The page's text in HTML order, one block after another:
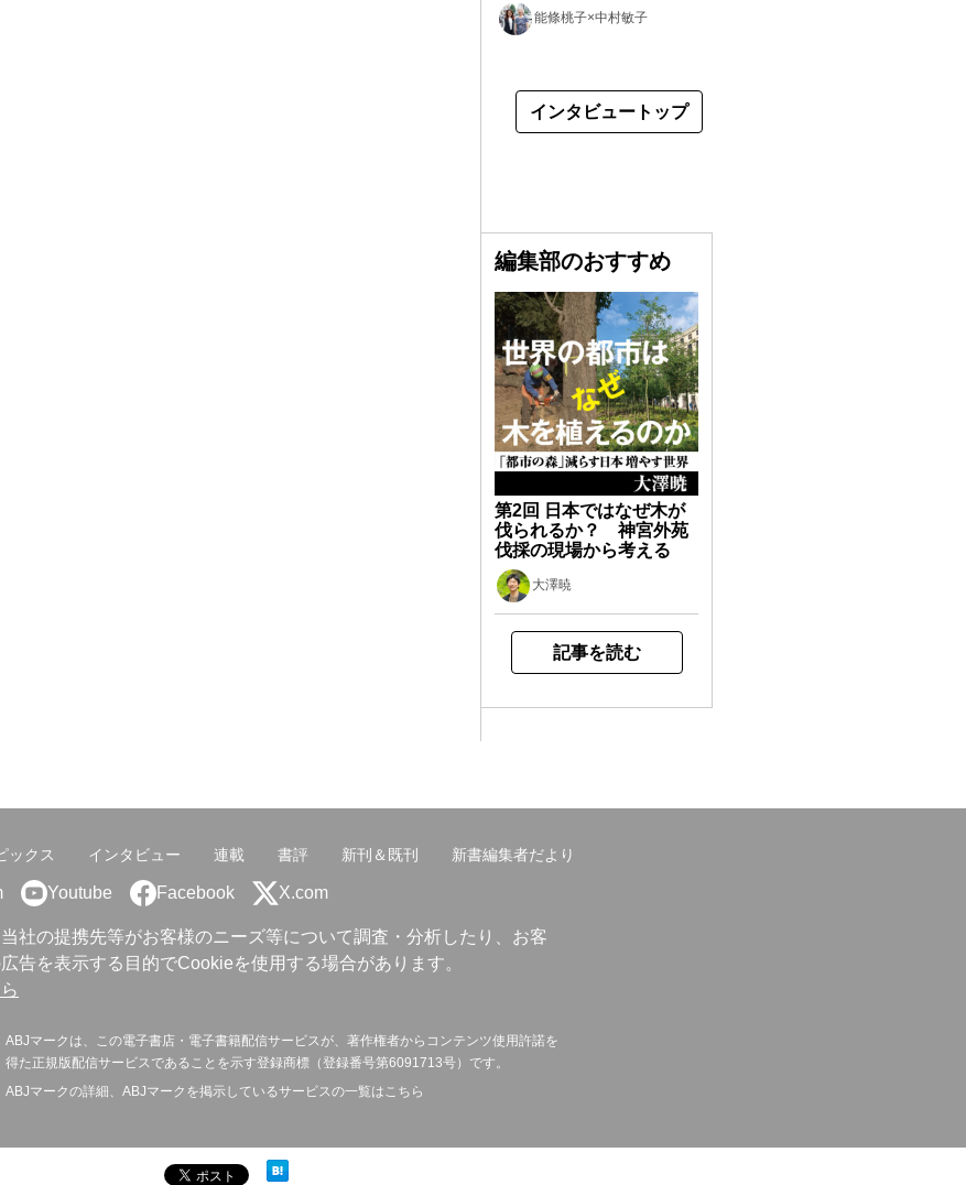
能條桃子×中村敏子
インタビュートップ
編集部のおすすめ
第2回 日本ではなぜ木が
伐られるか？ 神宮外苑
伐採の現場から考える
大澤暁
記事を読む
ックス インタビュー 連載 書評 新刊＆既刊 新書編集者だより
Youtube Facebook X.com
社の提携先等がお客様のニーズ等について調査・分析したり、お客
告を表示する目的でCookieを使用する場合があります。
ABJマークは、この電子書店・電子書籍配信サービスが、著作権者からコンテンツ使用許諾を
得た正規版配信サービスであることを示す登録商標（登録番号第6091713号）です。
ABJマークの詳細、ABJマークを掲示しているサービスの一覧はこちら